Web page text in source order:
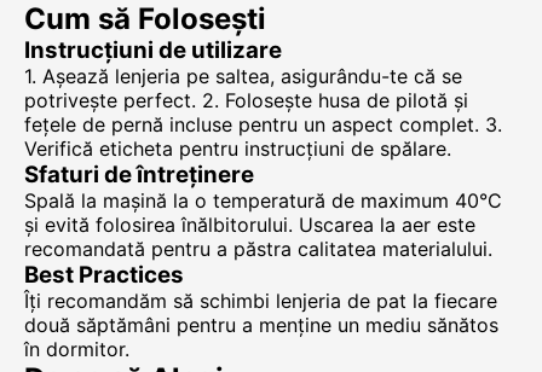
Cum să Folosești
Instrucțiuni de utilizare
1. Așează lenjeria pe saltea, asigurându-te că se
potrivește perfect. 2. Folosește husa de pilotă și
fețele de pernă incluse pentru un aspect complet. 3.
Verifică eticheta pentru instrucțiuni de spălare.
Sfaturi de întreținere
Spală la mașină la o temperatură de maximum 40°C
și evită folosirea înălbitorului. Uscarea la aer este
recomandată pentru a păstra calitatea materialului.
Best Practices
Îți recomandăm să schimbi lenjeria de pat la fiecare
două săptămâni pentru a menține un mediu sănătos
în dormitor.